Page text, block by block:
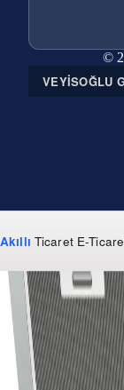
©
VEYISOĞLU
Akıllı Ticaret E-
WhatsApp
0 850 303 99 73